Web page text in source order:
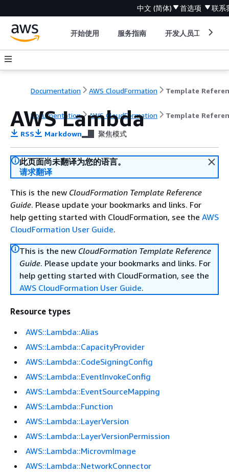
中文 (简体) 首选项 联系
开始使用 服务指南 开发人员工具
Documentation AWS CloudFormation Template
Documentation AWS CloudFormation Template
AWS Lambda
RSS Markdown 聚焦模式
此页面尚未翻译为您的语言。
请求翻译
This is the new CloudFormation Template Reference
Guide. Please update your bookmarks and links. For
help getting started with CloudFormation, see the AWS
CloudFormation User Guide.
This is the new CloudFormation Template Reference
Guide. Please update your bookmarks and links. For
help getting started with CloudFormation, see the
AWS CloudFormation User Guide.
Resource types
AWS::Lambda::Alias
AWS::Lambda::CapacityProvider
AWS::Lambda::CodeSigningConfig
AWS::Lambda::EventInvokeConfig
AWS::Lambda::EventSourceMapping
AWS::Lambda::Function
AWS::Lambda::LayerVersion
AWS::Lambda::LayerVersionPermission
AWS::Lambda::MicrovmImage
AWS::Lambda::NetworkConnector